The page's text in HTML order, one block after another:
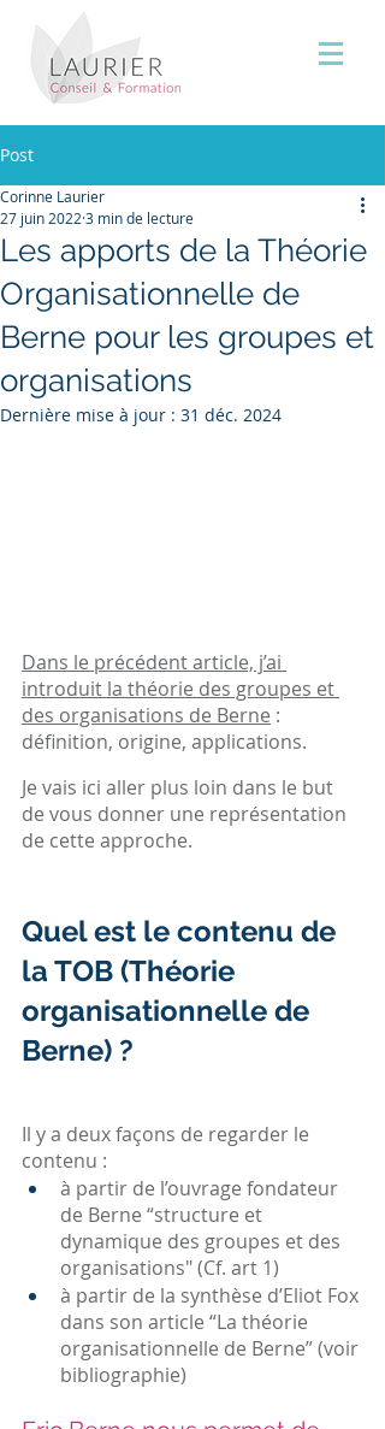
Post
Les apports de la Théorie
Organisationnelle de
Berne pour les groupes et
organisations
Corinne Laurier
27 juin 2022 3 min de lecture
Dernière mise à jour : 31 déc. 2024
Dans le précédent article, j’ai
introduit la théorie des groupes et
des organisations de Berne :
définition, origine, applications.
Je vais ici aller plus loin dans le but
de vous donner une représentation
de cette approche.
Quel est le contenu de
la TOB (Théorie
organisationnelle de
Berne) ?
Il y a deux façons de regarder le
contenu :
à partir de l’ouvrage fondateur
de Berne “structure et
dynamique des groupes et des
organisations" (Cf. art 1)
à partir de la synthèse d’Eliot Fox
dans son article “La théorie
organisationnelle de Berne” (voir
bibliographie)